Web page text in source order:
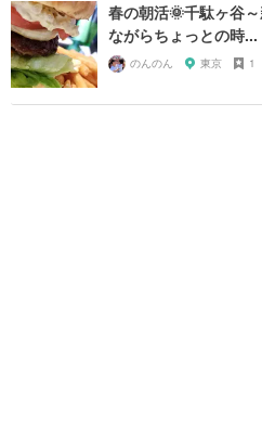
春の朝活🌞千駄ヶ谷
ながらちょっとの時...
のんのん 東京 1